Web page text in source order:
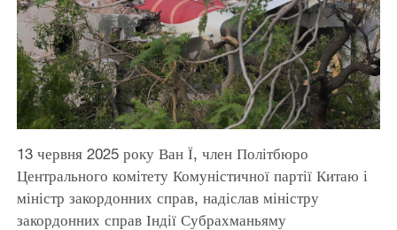
13 червня 2025 року Ван Ї, член Політбюро
Центрального комітету Комуністичної партії Китаю і
міністр закордонних справ, надіслав міністру
закордонних справ Індії Субрахманьяму